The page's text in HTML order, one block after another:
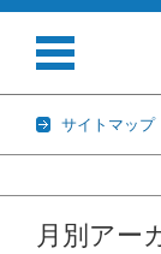
サイトマップ
コンテンツに移動
月別アー